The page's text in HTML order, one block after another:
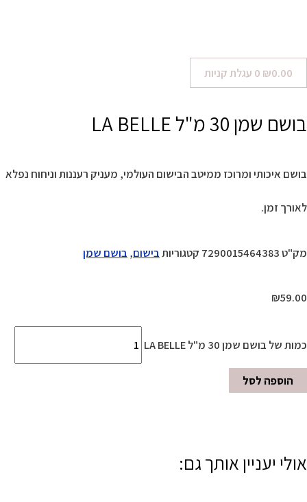
₪0.00
0 עגלת קניות
בושם שמן 30 מ"ל LA BELLE
בושם איכותי ומרוכז ממיטב הבישום העולמי, מעניק רעננות וניחוח נפלא
לאורך זמן.
מק"ט7290015464383 קטגוריותבישום, בושם שמן
₪59.00
כמות של בושם שמן 30 מ"ל LA BELLE
הוספה לסל
אולי יעניין אותך גם: